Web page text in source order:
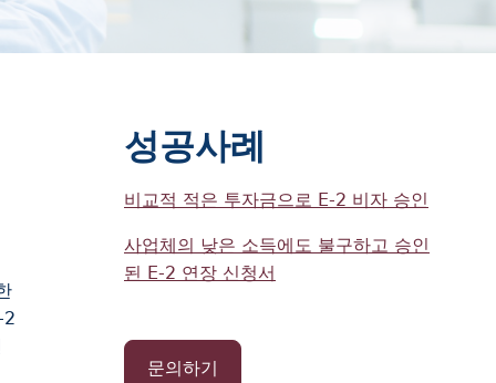
2
성공사례
비교적 적은 투자금으로 E-2 비자 승인
사업체의 낮은 소득에도 불구하고 승인
된 E-2 연장 신청서
문의하기